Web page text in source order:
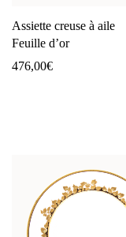
Assiette creuse à aile
Feuille d’or
476,00€